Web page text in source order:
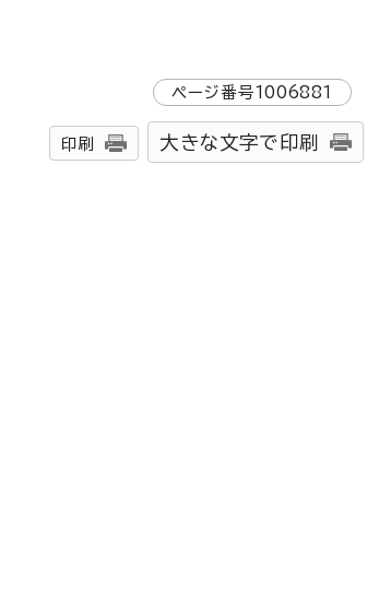
ページ番号1006881
印刷 大きな文字で印刷